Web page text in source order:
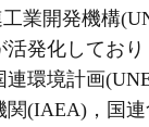
業開発機構
活発化してお
環境計画
関(IAEA)，国